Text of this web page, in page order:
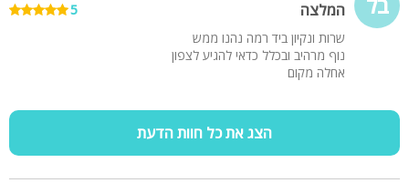
המלצה
5
שרות ונקיון ביד רמה נהנו ממש
נוף מרהיב ובכלל כדאי להגיע לצפון
אחלה מקום
הצג את כל חוות הדעת